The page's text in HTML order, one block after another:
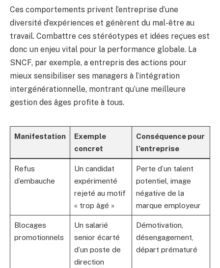
Ces comportements privent l’entreprise d’une
diversité d’expériences et génèrent du mal-être au
travail. Combattre ces stéréotypes et idées reçues est
donc un enjeu vital pour la performance globale. La
SNCF, par exemple, a entrepris des actions pour
mieux sensibiliser ses managers à l’intégration
intergénérationnelle, montrant qu’une meilleure
gestion des âges profite à tous.
Manifestation
Exemple
concret
Conséquence pour
l’entreprise
Refus
d’embauche
Un candidat
expérimenté
rejeté au motif
« trop âgé »
Perte d’un talent
potentiel, image
négative de la
marque employeur
Blocages
promotionnels
Un salarié
senior écarté
d’un poste de
direction
Démotivation,
désengagement,
départ prématuré